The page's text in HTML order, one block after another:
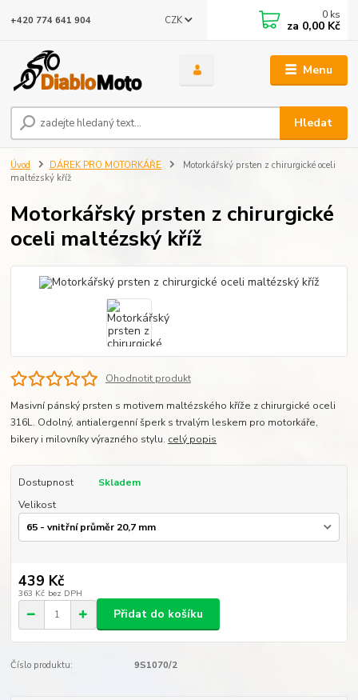
Menu
CZK
Hledat
+420 774 641 904 0 ks
za 0,00 Kč
Úvod DÁREK PRO MOTORKÁŘE
Motorkářský prsten z chirurgické oceli
maltézský kříž
Motorkářský prsten z chirurgické
oceli maltézský kříž
Ohodnotit produkt
Masivní pánský prsten s motivem maltézského kříže z chirurgické oceli
316L. Odolný, antialergenní šperk s trvalým leskem pro motorkáře,
bikery i milovníky výrazného stylu. celý popis
Dostupnost
Skladem
Velikost
439 Kč
363 Kč bez DPH
Přidat do košíku
Číslo produktu: 9S1070/2